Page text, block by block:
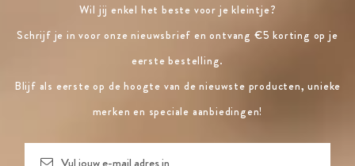
Wil jij enkel het beste voor je kleintje?
Schrijf je in voor onze nieuwsbrief en ontvang €5 korting op je
eerste bestelling.
Blijf als eerste op de hoogte van de nieuwste producten, unieke
merken en speciale aanbiedingen!